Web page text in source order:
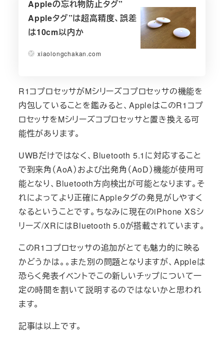
Appleの忘れ物防止タグ”
Appleタグ”は超高精度、誤差
は10cm以内か
xiaolongchakan.com
R1コプロセッサがMシリーズコプロセッサの機能を
内包していることを鑑みると、AppleはこのR1コプ
ロセッサをMシリーズコプロセッサと置き換える可
能性があります。
UWBだけではなく、Bluetooth 5.1に対応すること
で到来角（AoA）および出発角（AoD）機能が使用可
能となり、Bluetooth方向検出が可能となります。そ
れによってより正確にAppleタグの発見がしやすく
なるということです。ちなみに現在のiPhone XSシ
リーズ/XRにはBluetooth 5.0が搭載されています。
このR1コプロセッサの追加がとても魅力的に映る
かどうかは。。また別の問題となりますが、Appleは
恐らく発表イベントでこの新しいチップについて一
定の時間を割いて説明するのではないかと思われ
ます。
記事は以上です。